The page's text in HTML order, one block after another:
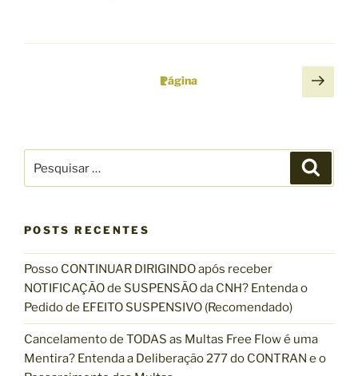
a
ã
o
d
e
p
o
s
Página
1
P
r
i
m
a
g
u
i
s
a
r
p
o
r
s
r
POSTS RECENTES
Posso CONTINUAR DIRIGINDO após receber
NOTIFICAÇÃO de SUSPENSÃO da CNH? Entenda o
Pedido de EFEITO SUSPENSIVO (Recomendado)
Cancelamento de TODAS as Multas Free Flow é uma
Mentira? Entenda a Deliberação 277 do CONTRAN e o